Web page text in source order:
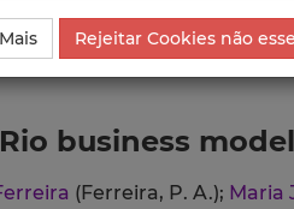
business
(Ferreira, P. A.); Maria
Rejeitar Cookies não